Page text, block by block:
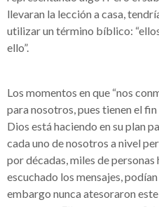
llevaran la lección a casa,
utilizar un término bíblico:
ello”.
Los momentos en que “nos
para nosotros, pues tienen el
Dios está haciendo en su plan
cada uno de nosotros a nivel
por décadas, miles de personas
escuchado los mensajes,
embargo nunca atesoraron